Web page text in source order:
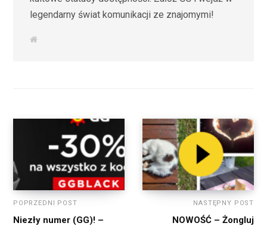
legendarny świat komunikacji ze znajomymi!
POPRZEDNI POST
Niezły numer (GG)! –
NASTĘPNY POST
NOWOŚĆ – Żongluj